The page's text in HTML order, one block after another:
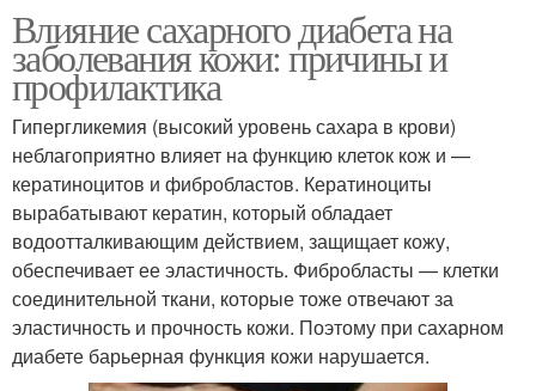
Влияние сахарного диабета на
заболевания кожи: причины и
профилактика
Гипергликемия (высокий уровень сахара в крови)
неблагоприятно влияет на функцию клеток кож и —
кератиноцитов и фибробластов. Кератиноциты
вырабатывают кератин, который обладает
водоотталкивающим действием, защищает кожу,
обеспечивает ее эластичность. Фибробласты — клетки
соединительной ткани, которые тоже отвечают за
эластичность и прочность кожи. Поэтому при сахарном
диабете барьерная функция кожи нарушается.